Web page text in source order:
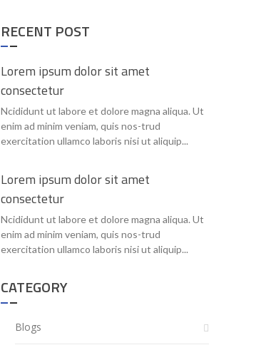
RECENT POST
Lorem ipsum dolor sit amet
consectetur
Ncididunt ut labore et dolore magna aliqua. Ut
enim ad minim veniam, quis nos-trud
exercitation ullamco laboris nisi ut aliquip...
Lorem ipsum dolor sit amet
consectetur
Ncididunt ut labore et dolore magna aliqua. Ut
enim ad minim veniam, quis nos-trud
exercitation ullamco laboris nisi ut aliquip...
CATEGORY
Blogs